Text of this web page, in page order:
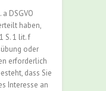
DSGVO
haben,
S. 1 lit. f
oder
erforderlich
dass Sie
Interesse an